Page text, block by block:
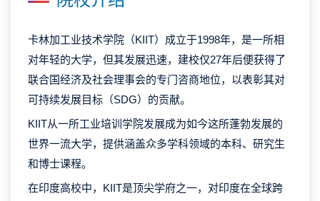
卡林加工业技术学院（KIIT）成立于1998年，是一所相
对年轻的大学，但其发展迅速，建校仅27年后便获得了
联合国经济及社会理事会的专门咨商地位，以表彰其对
可持续发展目标（SDG）的贡献‌。
KIIT从一所工业培训学院发展成为如今这所蓬勃发展的
世界一流大学，提供涵盖众多学科领域的本科、研究生
和博士课程。
在印度高校中，KIIT是顶尖学府之一，对印度在全球跨